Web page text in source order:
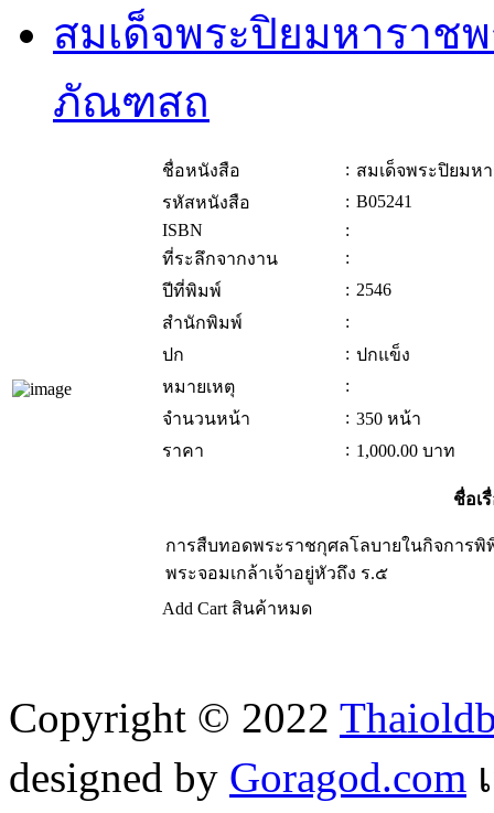
สมเด็จพระปิยมหาราช
ภัณฑสถ
ชื่อหนังสือ : สมเด็จพระปิยมห
รหัสหนังสือ
: B05241
ISBN
:
ที่ระลึกจากงาน
:
ปีที่พิมพ์
: 2546
สำนักพิมพ์
:
ปก
: ปกแข็ง
หมายเหตุ
:
จำนวนหน้า
: 350 หน้า
ราคา
: 1,000.00 บาท
ชื่อเ
การสืบทอดพระราชกุศลโลบายในกิจการ
พระจอมเกล้าเจ้าอยู่หัวถึง ร.๕
Add Cart สินค้าหมด
Copyright © 2022
designed by Goragod.com